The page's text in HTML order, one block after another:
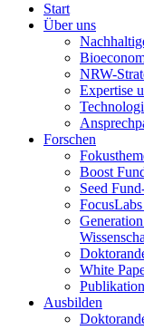
Start
Über uns
NRW-
Expertise
Forschen
Boost
Seed
White
Ausbilden